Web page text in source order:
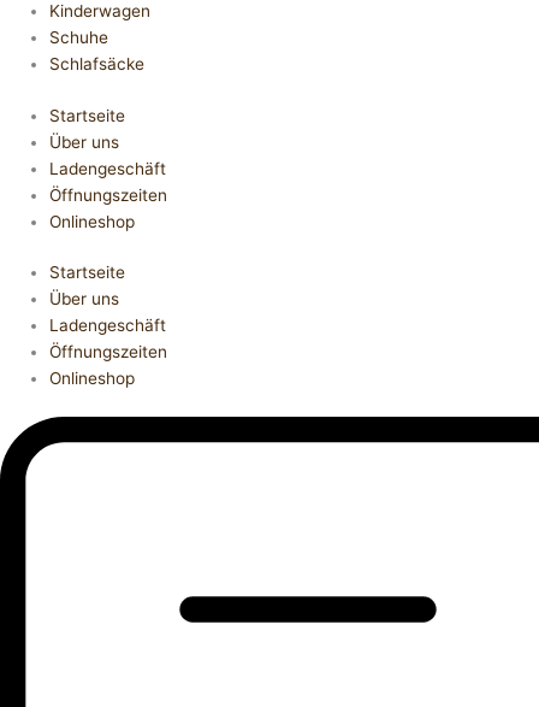
Kinderwagen
Schuhe
Schlafsäcke
Startseite
Über uns
Ladengeschäft
Öffnungszeiten
Onlineshop
Startseite
Über uns
Ladengeschäft
Öffnungszeiten
Onlineshop